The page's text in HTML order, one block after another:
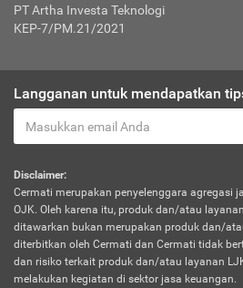
PT Artha Investa Teknologi
KEP-7/PM.21/2021
Langganan untuk mendapatkan
Disclaimer:
Cermati merupakan penyelenggara agregasi
OJK. Oleh karena itu, produk dan/atau
ditawarkan bukan merupakan produk dan/
diterbitkan oleh Cermati dan Cermati tidak
dan risiko terkait produk dan/atau layanan
melakukan kegiatan di sektor jasa keuangan.